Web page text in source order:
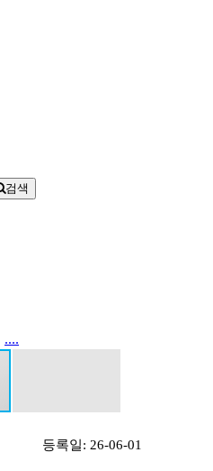
검색
....
등록일: 26-06-01